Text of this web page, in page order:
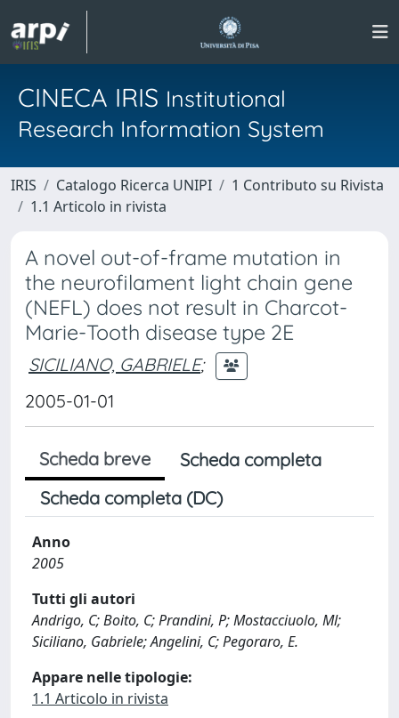
CINECA IRIS Institutional
Research Information System
IRIS Catalogo Ricerca UNIPI
1 Contributo su Rivista
1.1 Articolo in rivista
A novel out-of-frame mutation in
the neurofilament light chain gene
(NEFL) does not result in Charcot-
Marie-Tooth disease type 2E
SICILIANO, GABRIELE;
2005-01-01
Scheda breve
Scheda completa
Scheda completa (DC)
Anno
2005
Tutti gli autori
Andrigo, C; Boito, C; Prandini, P; Mostacciuolo, Ml;
Siciliano, Gabriele; Angelini, C; Pegoraro, E.
Appare nelle tipologie:
1.1 Articolo in rivista